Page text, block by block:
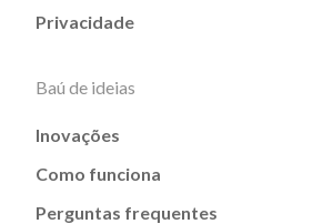
Privacidade
Baú de ideias
Inovações
Como funciona
Perguntas frequentes